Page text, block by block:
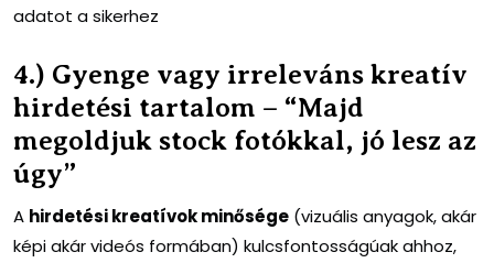
adatot a sikerhez
4.) Gyenge vagy irreleváns kreatív
hirdetési tartalom – “Majd
megoldjuk stock fotókkal, jó lesz az
úgy”
A hirdetési kreatívok minősége (vizuális anyagok, akár
képi akár videós formában) kulcsfontosságúak ahhoz,